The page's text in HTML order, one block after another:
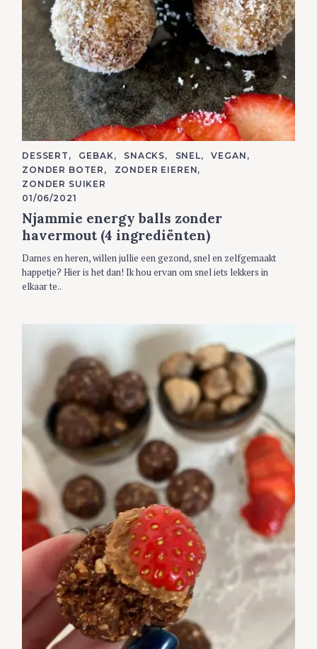
C
A
T
E
G
O
R
I
E
S
DESSERT GEBAK SNACKS SNEL
VEGAN
ZONDER BOTER
ZONDER EIEREN
ZONDER SUIKER
01/06/2021
Njammie energy balls zonder
havermout (4 ingrediënten)
Dames en heren, willen jullie een gezond, snel en zelfgemaakt
happetje? Hier is het dan! Ik hou ervan om snel iets lekkers in
elkaar te..